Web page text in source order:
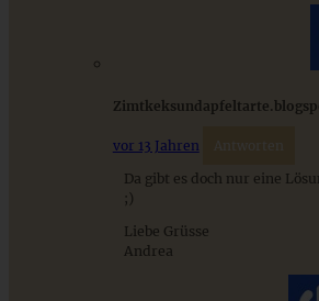
vor 13 Jahren Antworten
Da gibt es doch nur eine
;)
Liebe Grüsse
Andrea